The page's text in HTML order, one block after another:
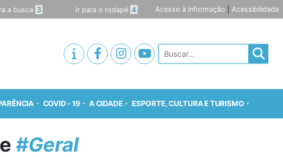
a busca 3 Ir para o rodapé 4 Acesso à informação Acessibilidade
Pesquisar
COVID - 19 A CIDADE ESPORTE, CULTURA E TURISMO
#Geral